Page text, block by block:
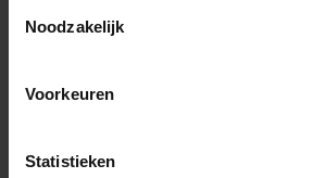
Noodzakelijk
Voorkeuren
Statistieken
Waves Bar
Lounge